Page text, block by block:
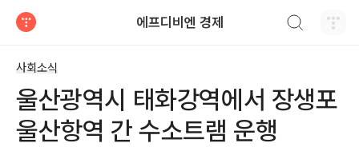
에프디비엔 경제
사회소식
울산광역시 태화강역에서 장생포
울산항역 간 수소트램 운행